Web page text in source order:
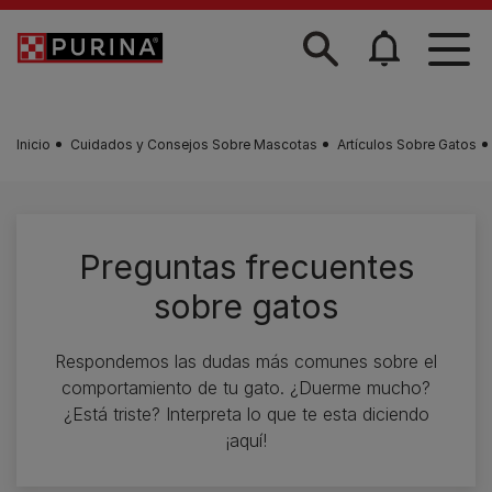
Skip to main content
Inicio Cuidados y Consejos Sobre Mascotas Artículos Sobre Gatos
Preguntas frecuentes
sobre gatos
Respondemos las dudas más comunes sobre el
comportamiento de tu gato. ¿Duerme mucho?
¿Está triste? Interpreta lo que te esta diciendo
¡aquí!